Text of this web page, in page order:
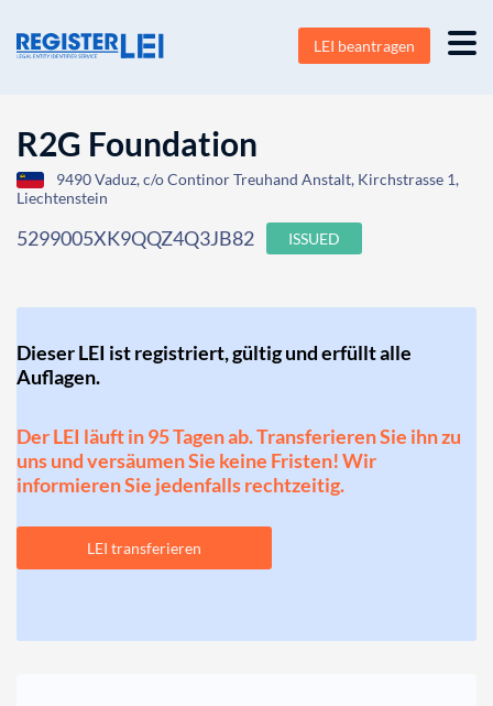
LEI beantragen
R2G Foundation
9490 Vaduz, c/o Continor Treuhand Anstalt, Kirchstrasse 1,
Liechtenstein
5299005XK9QQZ4Q3JB82 ISSUED
Dieser LEI ist registriert, gültig und erfüllt alle
Auflagen.
Der LEI läuft in 95 Tagen ab. Transferieren Sie ihn zu
uns und versäumen Sie keine Fristen! Wir
informieren Sie jedenfalls rechtzeitig.
LEI transferieren